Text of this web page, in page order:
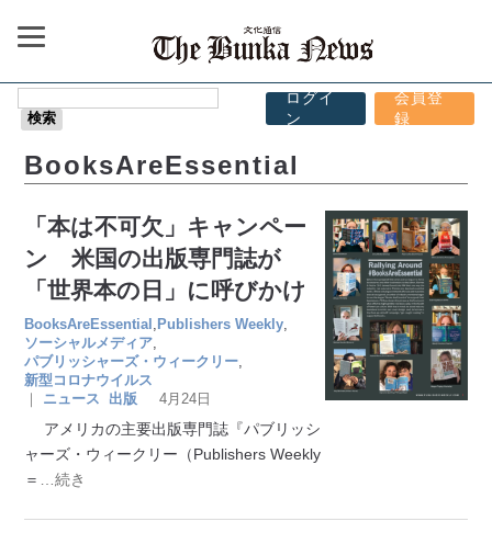
ログイ
ン
会員登
録
BooksAreEssential
「本は不可欠」キャンペー
ン 米国の出版専門誌が
「世界本の日」に呼びかけ
BooksAreEssential Publishers Weekly
ソーシャルメディア
パブリッシャーズ・ウィークリー
新型コロナウイルス
｜
ニュース 出版 4月24日
アメリカの主要出版専門誌『パブリッシ
ャーズ・ウィークリー（Publishers Weekly
＝
…続き